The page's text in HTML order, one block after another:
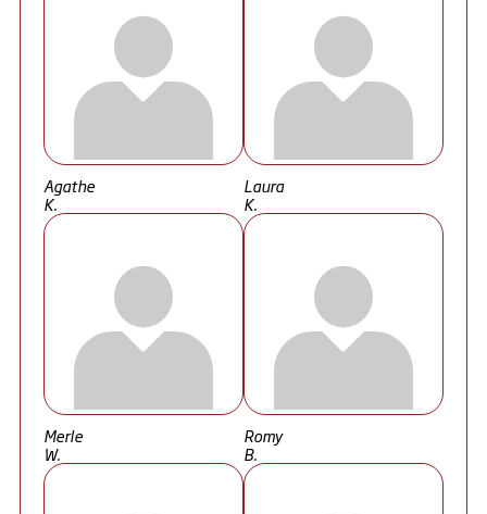
Agathe
K.
Laura
K.
Merle
W.
Romy
B.